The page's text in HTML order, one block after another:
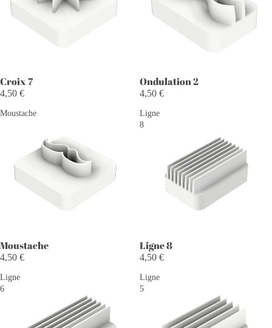
Croix 7
4,50 €
Ondulation 2
4,50 €
Moustache
Moustache
4,50 €
Ligne
8
Ligne 8
4,50 €
Ligne
6
Ligne
5